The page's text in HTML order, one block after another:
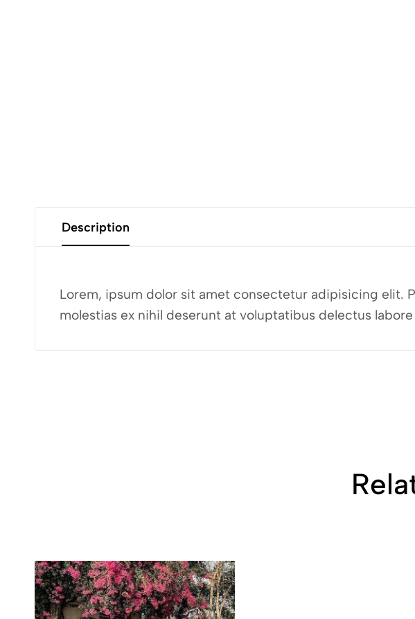
Description
Lorem, ipsum dolor sit amet consectetur adipisicing elit.
molestias ex nihil deserunt at voluptatibus delectus